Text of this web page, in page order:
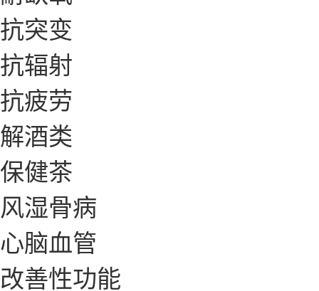
抗突变
抗辐射
抗疲劳
解酒类
保健茶
风湿骨病
心脑血管
改善性功能